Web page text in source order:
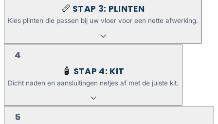
📏 STAP 3: PLINTEN
Kies plinten die passen bij uw vloer voor een nette afwerking.
4
🧴 STAP 4: KIT
Dicht naden en aansluitingen netjes af met de juiste kit.
5